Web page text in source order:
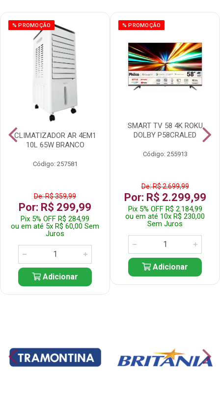
% PROMOÇÃO
CLIMATIZADOR AR 4EM1
10L 65W BRANCO
Código: 257581
De: R$ 359,99
Por: R$ 299,99
Pix 5% OFF R$ 284,99
ou em até 5x R$ 60,00 Sem
Juros
Adicionar
% PROMOÇÃO
SMART TV 58 4K ROKU
DOLBY P58CRALED
Código: 255913
De: R$ 2.699,99
Por: R$ 2.299,99
Pix 5% OFF R$ 2.184,99
ou em até 10x R$ 230,00
Sem Juros
Adicionar